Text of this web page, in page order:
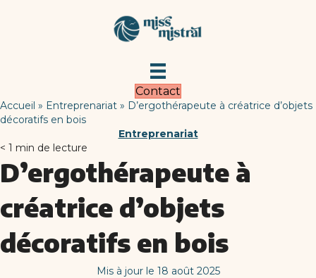
Contact
Accueil » Entreprenariat » D’ergothérapeute à créatrice d’objets
décoratifs en bois
Entreprenariat
< 1 min de lecture
D’ergothérapeute à
créatrice d’objets
décoratifs en bois
Mis à jour le 18 août 2025